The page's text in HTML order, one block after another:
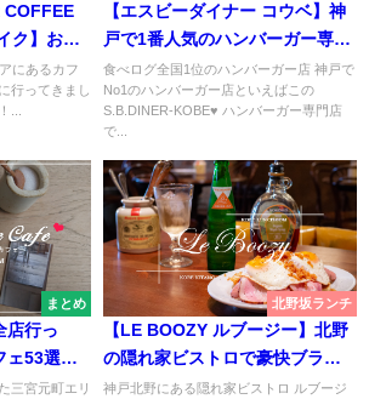
ク】お洒
アート
ーカンパ
にあるカフ
行ってきまし
...
【エスビーダイナー コウベ】神
戸で1番人気のハンバーガー専門
店S.B.DINER-KOBE【三宮】
食べログ全国1位のハンバーガー店 神戸で
No1のハンバーガー店といえばこの
S.B.DINER-KOBE♥ ハンバーガー専門店
で...
まとめ
店行っ
53選・
ンチ♥】
三宮元町エリ
北野坂ランチ
【LE BOOZY ルブージー】北野
の隠れ家ビストロで豪快ブラン
チ【神戸】
神戸北野にある隠れ家ビストロ ルブージ